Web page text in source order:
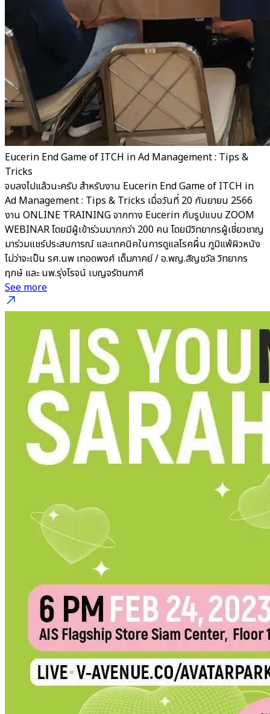
Eucerin End Game of ITCH in Ad Management : Tips &
Tricks
จบลงไปแล้วนะครับ สำหรับงาน Eucerin End Game of ITCH in
Ad Management : Tips & Tricks เมื่อวันที่ 20 กันยายน 2566
งาน ONLINE TRAINING จากทาง Eucerin กับรูปแบบ ZOOM
WEBINAR โดยมีผู้เข้าร่วมมากกว่า 200 คน โดยมีวิทยากรผู้เชี่ยวชาญ
มาร่วมแชร์ประสบการณ์ และเทคนิคในการดูแลโรคผื่น ภูมิแพ้ผิวหนัง
ไม่ว่าจะเป็น รศ.นพ เทอดพงศ์ เต็มภาคย์ / อ.พญ.สัญชวัล วิทยากร
ฤกษ์ และ นพ.รุ่งโรจน์ เบญจรัตนภาคี
See more